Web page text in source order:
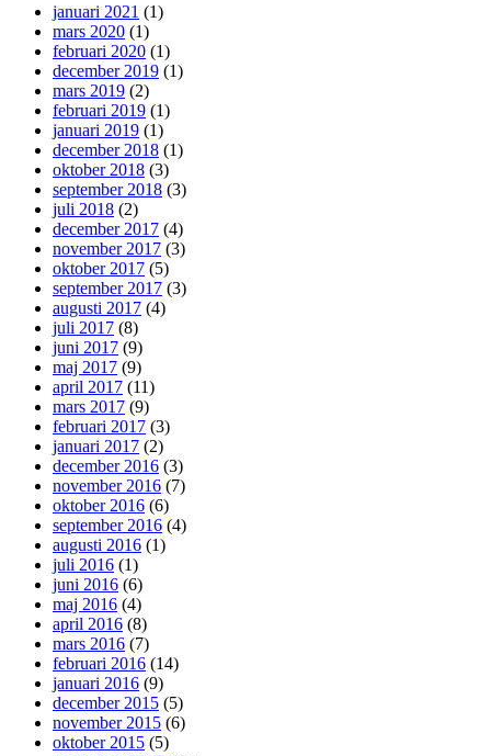
januari 2021 (1)
mars 2020 (1)
februari 2020 (1)
december 2019 (1)
mars 2019 (2)
februari 2019 (1)
januari 2019 (1)
december 2018 (1)
oktober 2018 (3)
september 2018 (3)
juli 2018 (2)
december 2017 (4)
november 2017 (3)
oktober 2017 (5)
september 2017 (3)
augusti 2017 (4)
juli 2017 (8)
juni 2017 (9)
maj 2017 (9)
april 2017 (11)
mars 2017 (9)
februari 2017 (3)
januari 2017 (2)
december 2016 (3)
november 2016 (7)
oktober 2016 (6)
september 2016 (4)
augusti 2016 (1)
juli 2016 (1)
juni 2016 (6)
maj 2016 (4)
april 2016 (8)
mars 2016 (7)
februari 2016 (14)
januari 2016 (9)
december 2015 (5)
november 2015 (6)
oktober 2015 (5)